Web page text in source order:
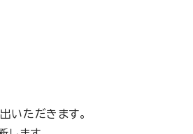
いただきます。